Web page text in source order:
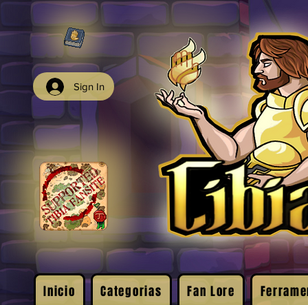
Sign In
Inicio Categorias Fan Lore